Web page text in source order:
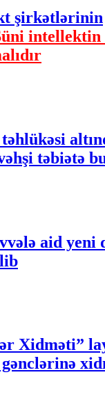
şirkətlərinin
intellektin
təbiətə
aid yeni
Xidməti”
gənclərinə